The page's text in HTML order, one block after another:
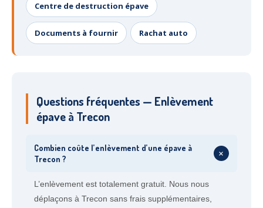
Centre de destruction épave
Documents à fournir Rachat auto
Questions fréquentes — Enlèvement
épave à Trecon
Combien coûte l’enlèvement d’une épave à
Trecon ?
+
L’enlèvement est totalement gratuit. Nous nous
déplaçons à Trecon sans frais supplémentaires,